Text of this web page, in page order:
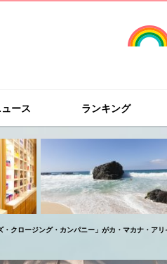
ース ランキング
・クロージング・カンパニー」がカ・マカナ・アリ